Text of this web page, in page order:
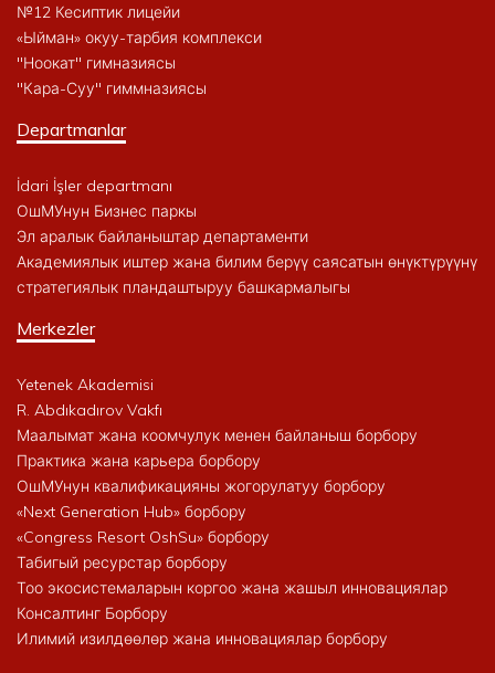
№12 Кесиптик лицейи
«Ыйман» окуу-тарбия комплекси
"Ноокат" гимназиясы
"Кара-Суу" гиммназиясы
Departmanlar
İdari İşler departmanı
ОшМУнун Бизнес паркы
Эл аралык байланыштар департаменти
Академиялык иштер жана билим берүү саясатын өнүктүрүүнү
стратегиялык пландаштыруу башкармалыгы
Merkezler
Yetenek Akademisi
R. Abdıkadırov Vakfı
Маалымат жана коомчулук менен байланыш борбору
Практика жана карьера борбору
ОшМУнун квалификацияны жогорулатуу борбору
«Next Generation Hub» борбору
«Congress Resort OshSu» борбору
Табигый ресурстар борбору
Тоо экосистемаларын коргоо жана жашыл инновациялар
Консалтинг Борбору
Илимий изилдөөлөр жана инновациялар борбору